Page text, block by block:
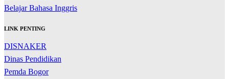
Belajar Bahasa Inggris
LINK PENTING
DISNAKER
Dinas Pendidikan
Pemda Bogor